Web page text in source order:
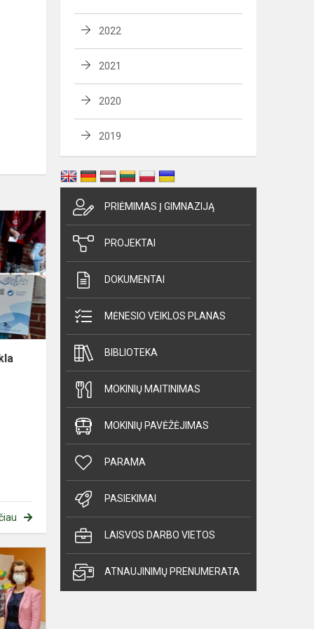
Projekto
„eTwinning“
veikla
Seminaras
„Programa
„eTwinning“-
ugdyti(s)
2022
2021
2020
2019
PRIĖMIMAS Į GIMNAZIJĄ
PROJEKTAI
DOKUMENTAI
MĖNESIO VEIKLOS PLANAS
BIBLIOTEKA
MOKINIŲ MAITINIMAS
MOKINIŲ PAVĖŽĖJIMAS
PARAMA
PASIEKIMAI
LAISVOS DARBO VIETOS
ATNAUJINIMŲ PRENUMERATA